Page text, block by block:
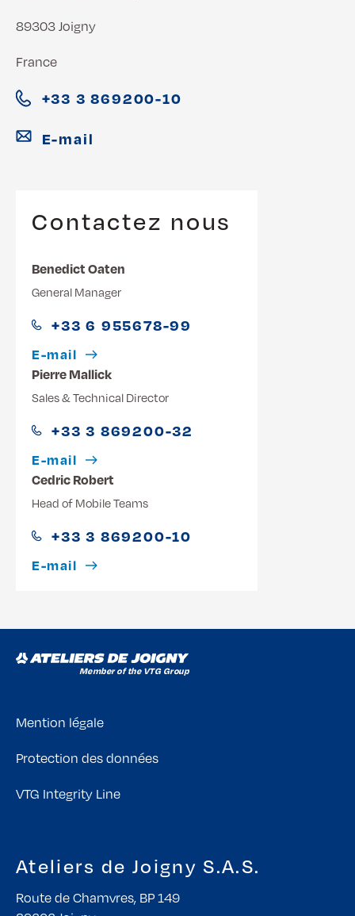
89303 Joigny
France
+33 3 869200-10
E-mail
Contactez nous
Benedict Oaten
General Manager
+33 6 955678-99
E-mail
Pierre Mallick
Sales & Technical Director
+33 3 869200-32
E-mail
Cedric Robert
Head of Mobile Teams
+33 3 869200-10
E-mail
Mention légale
Protection des données
VTG Integrity Line
Ateliers de Joigny S.A.S.
Route de Chamvres, BP 149